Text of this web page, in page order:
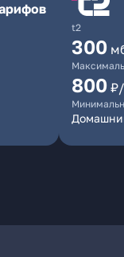
t2
300
800